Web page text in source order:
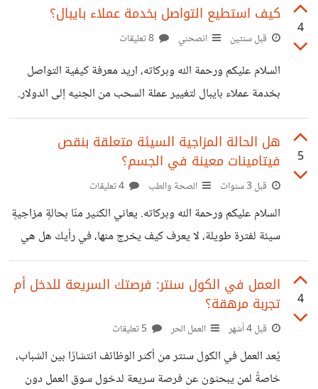
الذكية في جميع أنحاء العالم. التحول المستمر نحو نمط الحياة
الرقمية والتفضيل المتزايد للتسوق عبر الإنترنت، فهذا يقدم سبل
هذه الأسباب اعتقد أن التجارة الإلكترونية ستزداد وتنتشر الفترة
المقبلة، لكن هل معنى ذلك أنه سيتوقف عمل المحلات، والمنشآت
التجارية؟، وماذا يجب على التاجر فعله
4
كيف استطيع التواصل بخدمة عملاء بايبال؟
قبل سنتين انصحني
السلام عليكم ورحمة الله وبركاته، اريد معرفة كيفية التواصل
بخدمة عملاء بايبال لتغيير عملة السحب من الجنيه إلى الدولار.
5
هل الحالة المزاجية السيئة متعلقة بنقص
فيتامينات معينة في الجسم؟
قبل 3 سنوات الصحة والطب
السلام عليكم ورحمة الله وبركاته. يعاني الكثير منّا بحالةٍ مزاجيةٍ
سيئة لفترة طويلة، لا يعرف كيف يخرج منها، في رأيك هل هي
بسبب الروتين اليومي؟، أم هي نقص في فيتامين معين في
الجسم؟، أم هي حالة مرضية؟
4
العمل في الكول سنتر: فرصتك السريعة للدخل أم
تجربة مرهقة؟
قبل 4 أشهر العمل الحر
يُعد العمل في الكول سنتر من أكثر الوظائف انتشارًا بين الشباب،
خاصةً لمن يبحثون عن فرصة سريعة لدخول سوق العمل دون